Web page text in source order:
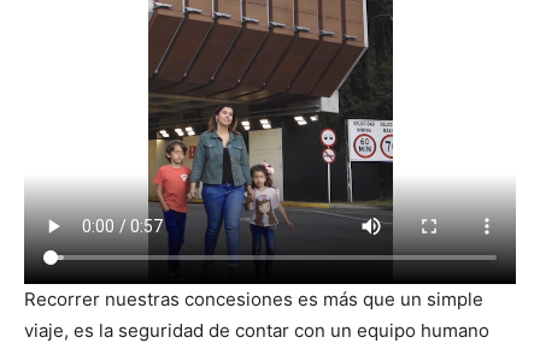
Recorrer nuestras concesiones es más que un simple
viaje, es la seguridad de contar con un equipo humano